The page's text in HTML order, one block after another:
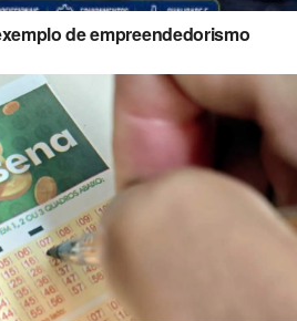
de empreendedorismo